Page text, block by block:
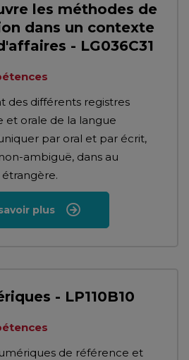
les méthodes de
dans un contexte
- LG036C31
des différents registres
et orale de la langue
par oral et par écrit,
ambiguë, dans au
plus
- LP110B10
de référence et